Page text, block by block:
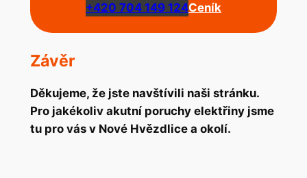
+420 704 149 124Ceník
Závěr
Děkujeme, že jste navštívili naši stránku.
Pro jakékoliv akutní poruchy elektřiny jsme
tu pro vás v Nové Hvězdlice a okolí.